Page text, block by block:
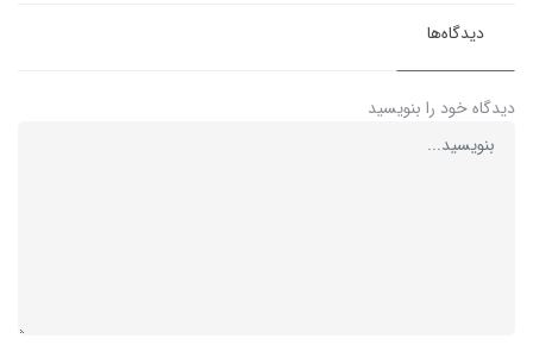
دیدگاه‌ها
دیدگاه خود را بنویسید